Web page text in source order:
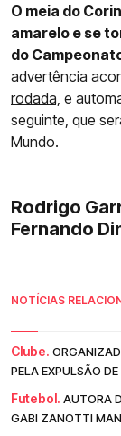
O meia do
amarelo e se
do
advertência
rodada, e
seguinte, que
Mundo.
Rodrigo
Fernando
NOTÍCIAS
Clube.
PELA EXPULSÃO
Futebol. AUTORA
GABI ZANOTTI